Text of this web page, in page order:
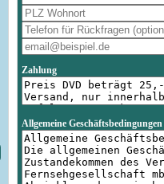
Zahlung
Allgemeine Geschäftsbedingungen